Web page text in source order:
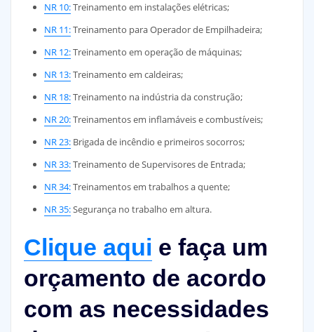
NR 10:Treinamento em instalações elétricas;
NR 11:Treinamento para Operador de Empilhadeira;
NR 12:Treinamento em operação de máquinas;
NR 13:Treinamento em caldeiras;
NR 18:Treinamento na indústria da construção;
NR 20:Treinamentos em inflamáveis e combustíveis;
NR 23: Brigada de incêndio e primeiros socorros;
NR 33:Treinamento de Supervisores de Entrada;
NR 34:Treinamentos em trabalhos a quente;
NR 35:Segurança no trabalho em altura.
Clique aqui e faça um
orçamento de acordo
com as necessidades